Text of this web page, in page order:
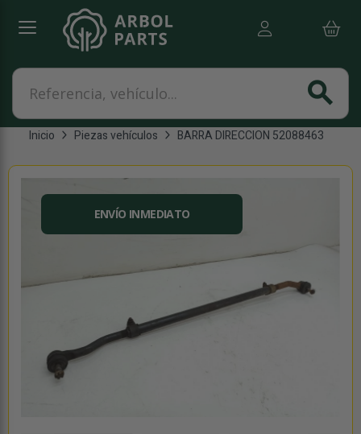
Referencia, vehículo...
search
Inicio Piezas vehículos BARRA DIRECCION 52088463
ENVÍO INMEDIATO